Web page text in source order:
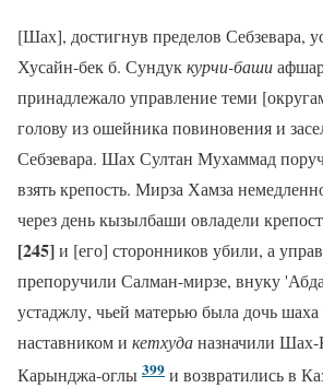
[Шах], достигнув пределов Себзевара,
Хусайн-бек б. Сундуккурчи-баши
принадлежало управление теми
голову из ошейника повиновения и
Себзевара. Шах Султан Мухаммад
взять крепость. Мирза Хамза
через день кызылбаши овладели
[245]и [его] сторонников убили, а
препоручили Салман-мирзе, внуку
устаджлу, чьей матерью была дочь
наставником и кетхуданазначили Шах-
Карынджа-оглы 399 и возвратились в